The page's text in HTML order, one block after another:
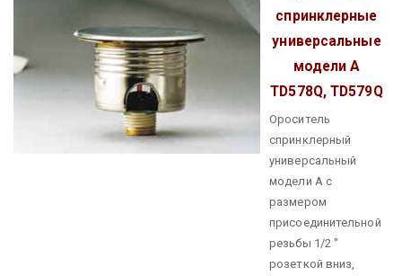
спринклерные
универсальные
модели А
TD578Q, TD579Q
Ороситель
спринклерный
универсальный
модели А с
размером
присоединительной
резьбы 1/2 "
розеткой вниз,